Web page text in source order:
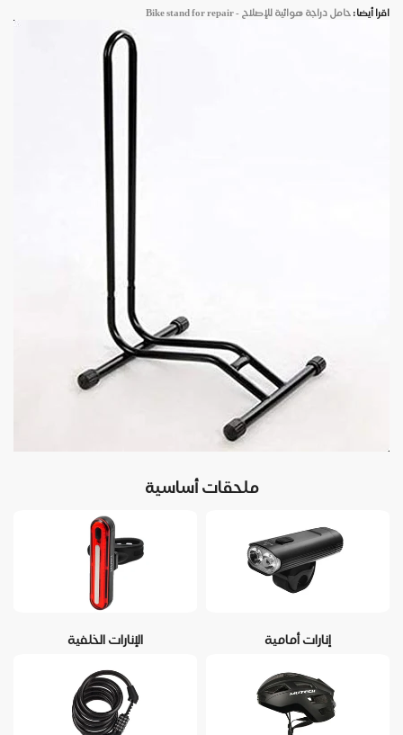
اقرا أيضا: حامل دراجة هوائية للإصلاح - Bike stand for repair
ملحقات أساسية
إنارات أمامية الإنارات الخلفية